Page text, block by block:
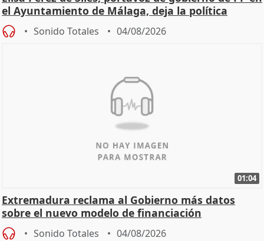
el Ayuntamiento de Málaga, deja la política
Sonido Totales 04/08/2026
01:04
Extremadura reclama al Gobierno más datos
sobre el nuevo modelo de financiación
Sonido Totales 04/08/2026